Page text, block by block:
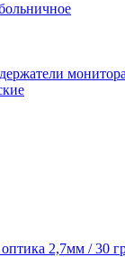
2,7мм / 30